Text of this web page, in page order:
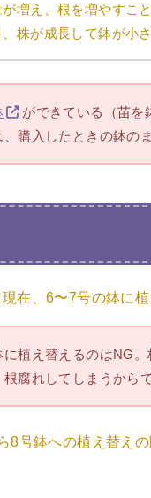
増え、根を増やすこ
株が成長して鉢が小
ができている（苗を
購入したときの鉢の
在、6〜7号の鉢に
植え替えるのはNG
腐れしてしまうからで
8号鉢への植え替え